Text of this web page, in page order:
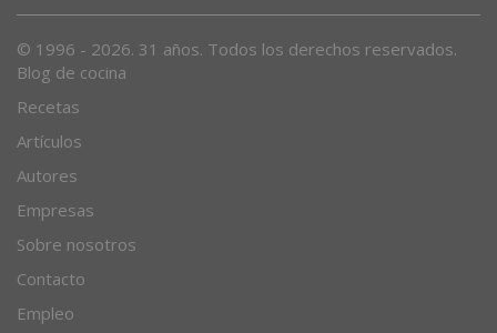
© 1996 - 2026. 31 años. Todos los derechos reservados.
Blog de cocina
Recetas
Artículos
Autores
Empresas
Sobre nosotros
Contacto
Empleo